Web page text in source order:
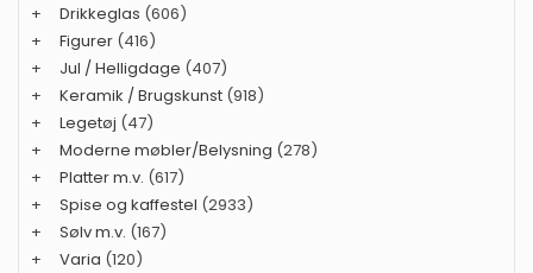
+
Drikkeglas (606)
+
Figurer (416)
+
Jul / Helligdage (407)
+
Keramik / Brugskunst (918)
+
Legetøj (47)
+
Moderne møbler/Belysning (278)
+
Platter m.v. (617)
+
Spise og kaffestel (2933)
+
Sølv m.v. (167)
+
Varia (120)